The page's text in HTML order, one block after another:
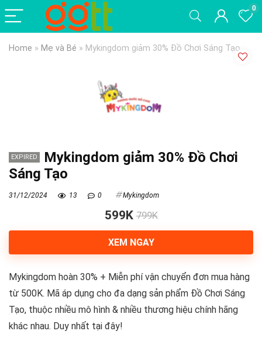
0
Home » Mẹ và Bé » Mykingdom giảm 30% Đồ Chơi Sáng Tạo
EXPIRED
Mykingdom giảm 30% Đồ Chơi
Sáng Tạo
31/12/2024 13 0 Mykingdom
599K 799K
XEM NGAY
Mykingdom hoàn 30% + Miễn phí vận chuyển đơn mua hàng
từ 500K. Mã áp dụng cho đa dạng sản phẩm Đồ Chơi Sáng
Tạo, thuộc nhiều mô hình & nhiều thương hiệu chính hãng
khác nhau. Duy nhất tại đây!